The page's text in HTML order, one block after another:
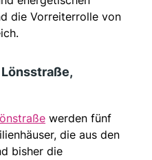
die Vorreiterrolle von
werden fünf
die aus den
bisher die